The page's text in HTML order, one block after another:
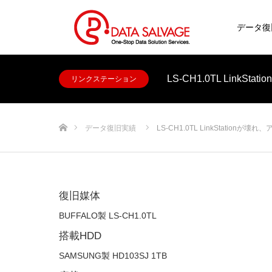
データ
リンクステーション LS-CH1.0TL
データ復旧実績 LS-CH1.0TL LinkStationが壊れ、
復旧媒体
BUFFALO製 LS-CH1.0TL
搭載HDD
SAMSUNG製 HD103SJ 1TB